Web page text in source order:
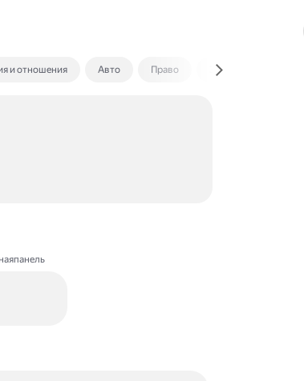
и отношения Авто Право Экономика и финансы